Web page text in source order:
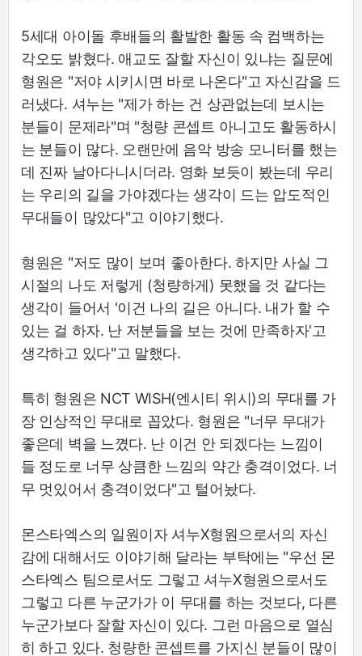
5세대 아이돌 후배들의 활발한 활동 속 컴백하는
각오도 밝혔다. 애교도 잘할 자신이 있냐는 질문에
형원은 "저야 시키시면 바로 나온다"고 자신감을 드
러냈다. 셔누는 "제가 하는 건 상관없는데 보시는
분들이 문제라"며 "청량 콘셉트 아니고도 활동하시
는 분들이 많다. 오랜만에 음악 방송 모니터를 했는
데 진짜 날아다니시더라. 영화 보듯이 봤는데 우리
는 우리의 길을 가야겠다는 생각이 드는 압도적인
무대들이 많았다"고 이야기했다.
형원은 "저도 많이 보며 좋아한다. 하지만 사실 그
시절의 나도 저렇게 (청량하게) 못했을 것 같다는
생각이 들어서 '이건 나의 길은 아니다. 내가 할 수
있는 걸 하자. 난 저분들을 보는 것에 만족하자'고
생각하고 있다"고 말했다.
특히 형원은 NCT WISH(엔시티 위시)의 무대를 가
장 인상적인 무대로 꼽았다. 형원은 "너무 무대가
좋은데 벽을 느꼈다. 난 이건 안 되겠다는 느낌이
들 정도로 너무 상큼한 느낌의 약간 충격이었다. 너
무 멋있어서 충격이었다"고 털어놨다.
몬스타엑스의 일원이자 셔누X형원으로서의 자신
감에 대해서도 이야기해 달라는 부탁에는 "우선 몬
스타엑스 팀으로서도 그렇고 셔누X형원으로서도
그렇고 다른 누군가가 이 무대를 하는 것보다, 다른
누군가보다 잘할 자신이 있다. 그런 마음으로 열심
히 하고 있다. 청량한 콘셉트를 가지신 분들이 많이